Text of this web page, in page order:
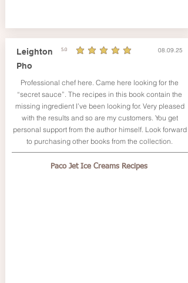
Leighton
Pho
5.0
la note moyenne est 5 sur 5 08.09.25
Professional chef here. Came here looking for the
“secret sauce”. The recipes in this book contain the
missing ingredient I’ve been looking for. Very pleased
with the results and so are my customers. You get
personal support from the author himself. Look forward
to purchasing other books from the collection.
Paco Jet Ice Creams Recipes